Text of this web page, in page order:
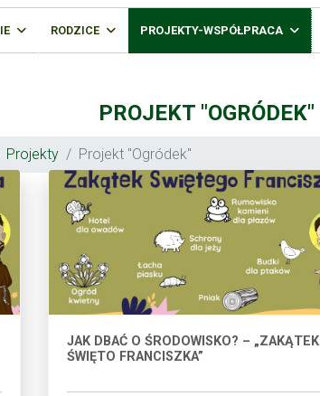
RODZICE PROJEKTY-WSPÓŁPRACA
PROJEKT "OGRÓDEK"
Projekty Projekt "Ogródek"
JAK DBAĆ O ŚRODOWISKO? – „ZAKĄTEK
ŚWIĘTO FRANCISZKA”